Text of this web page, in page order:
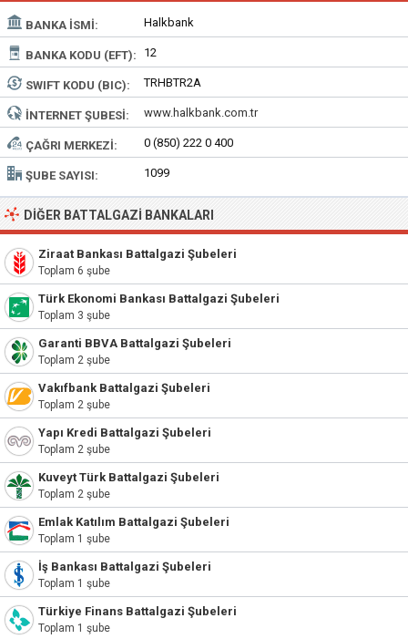
BANKA İSMI: Halkbank
BANKA KODU (EFT): 12
SWIFT KODU (BIC): TRHBTR2A
İNTERNET ŞUBESI: www.halkbank.com.tr
ÇAĞRI MERKEZI: 0 (850) 222 0 400
ŞUBE SAYISI: 1099
DIĞER BATTALGAZI BANKALARI
Ziraat Bankası Battalgazi Şubeleri
Toplam 6 şube
Türk Ekonomi Bankası Battalgazi Şubeleri
Toplam 3 şube
Garanti BBVA Battalgazi Şubeleri
Toplam 2 şube
Vakıfbank Battalgazi Şubeleri
Toplam 2 şube
Yapı Kredi Battalgazi Şubeleri
Toplam 2 şube
Kuveyt Türk Battalgazi Şubeleri
Toplam 2 şube
Emlak Katılım Battalgazi Şubeleri
Toplam 1 şube
İş Bankası Battalgazi Şubeleri
Toplam 1 şube
Türkiye Finans Battalgazi Şubeleri
Toplam 1 şube